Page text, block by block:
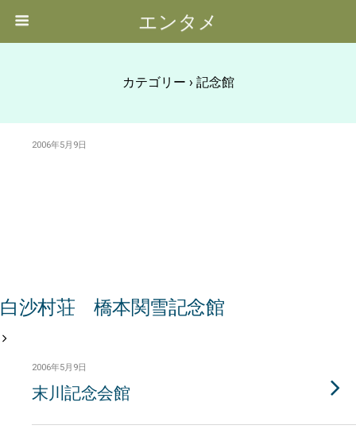
エンタメ
カテゴリー › 記念館
2006年5月9日
白沙村荘 橋本関雪記念館
2006年5月9日
末川記念会館